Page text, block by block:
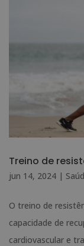
Treino de
jun 14, 2024 |
O treino de
capacidade de
cardiovascular e